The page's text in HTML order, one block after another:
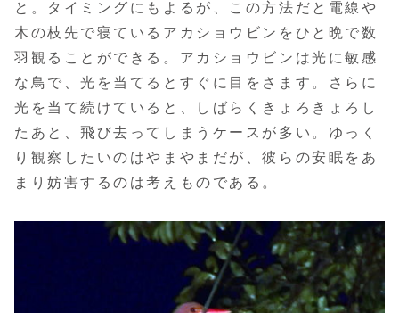
と。タイミングにもよるが、この方法だと電線や
木の枝先で寝ているアカショウビンをひと晩で数
羽観ることができる。アカショウビンは光に敏感
な鳥で、光を当てるとすぐに目をさます。さらに
光を当て続けていると、しばらくきょろきょろし
たあと、飛び去ってしまうケースが多い。ゆっく
り観察したいのはやまやまだが、彼らの安眠をあ
まり妨害するのは考えものである。